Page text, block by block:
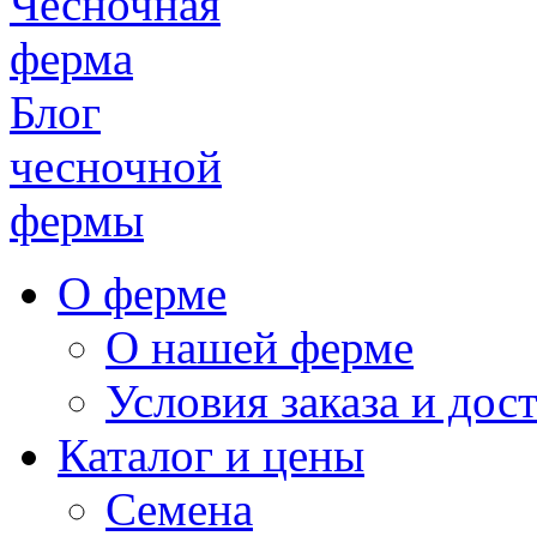
Блог
чесночной
фермы
О ферме
О нашей ферме
Условия заказа и
Каталог и цены
Семена